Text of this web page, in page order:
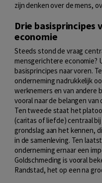
zijn denken over de mens,
Drie basisprincipes
economie
Steeds stond de vraag
mensgerichtere economie?
basisprincipes naar voren.
onderneming nadrukkelijk
werknemers en van andere
vooral naar de belangen
Ten tweede staat het
(caritas of liefde) centraal
grondslag aan het kennen,
in de samenleving. Ten
onderneming ernaar een
Goldschmeding is vooral
Randstad, het op een na